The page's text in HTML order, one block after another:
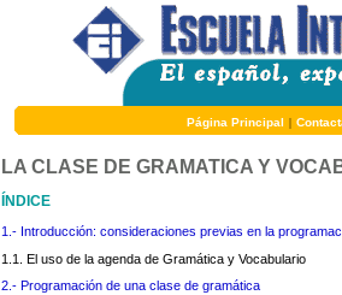
Página Principal |
LA CLASE DE GRAMATICA Y
ÍNDICE
1.- Introducción: consideraciones previas en la
1.1. El uso de la agenda de Gramática y Vocabulario
2.- Programación de una clase de gramática